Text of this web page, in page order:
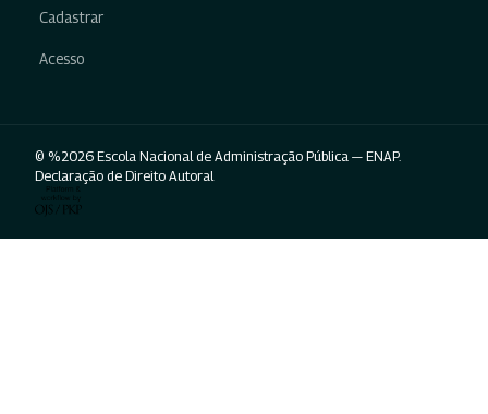
Cadastrar
Acesso
© %2026 Escola Nacional de Administração Pública — ENAP.
Declaração de Direito Autoral